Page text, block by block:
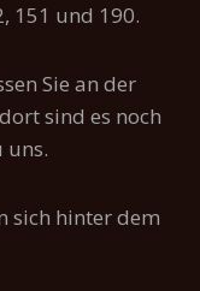
151 und 190.
Sie an der
sind es noch
uns.
sich hinter dem